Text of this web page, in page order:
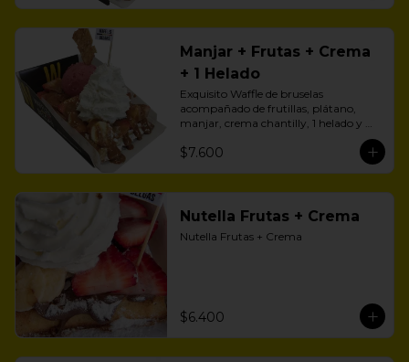
Manjar + Frutas + Crema
+ 1 Helado
Exquisito Waffle de bruselas
acompañado de frutillas, plátano,
manjar, crema chantilly, 1 helado y
$7.600
Nutella Frutas + Crema
Nutella Frutas + Crema
$6.400